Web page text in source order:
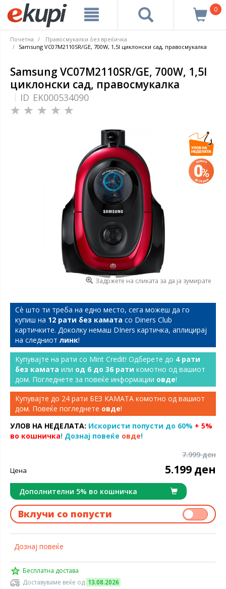
0
Почетна
Правосмукалки без вреќичка
Samsung VC07M2110SR/GE, 700W, 1,5l циклонски сад, правосмукалка
Samsung VC07M2110SR/GE, 700W, 1,5l
циклонски сад, правосмукалка
ID EK000534090
Задржете на сликата за да ја зумирате
Сѐ што ти треба на едно место, сега можеш да го
купиш на 12 рати без камата со Diners Club
картичките. Доколку немаш DIners картичка, аплицирај
на следниот линк!
Купувајте на рати со Mint Credit! Одберете до 4 рати
без камата или од 6 до 36 рати комотно од вашиот
дом. Погледнете за повеќе информации овде!
Купувајте до 24 рати БЕЗ КАМАТА комотно од вашиот
дом. Повеќе погледнете овде!
УЛОВ НА НЕДЕЛАТА: Искористи попусти до 60% + 5%
во кошничка! Дознај повеќе овде!
7.999 ден
Цена 5.199 ден
Дополнителни 5% во кошничка
Вклучи со попусти
Дознај повеќе
Бесплатна достава
Доставуваме веќе од 13.08.2026